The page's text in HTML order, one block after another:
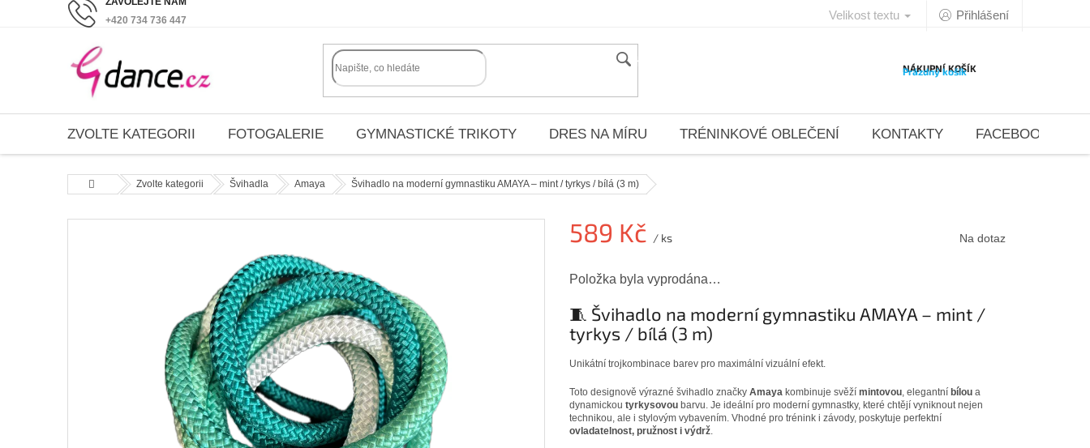
+420 734 736 447 Velikost textu Přihlášení
HLEDAT NÁKUPNÍ KOŠÍK
Prázdný košík
ZVOLTE KATEGORII FOTOGALERIE GYMNASTICKÉ TRIKOTY DRES NA MÍRU TRÉNINKOVÉ OBLEČENÍ KONTAKTY FACEBOOK
Domů Zvolte kategorii Švihadla Amaya Švihadlo na moderní gymnastiku AMAYA – mint / tyrkys / bílá (3 m)
589 Kč / ks
cena:
Na dotaz
Položka byla vyprodána…
🧵 Švihadlo na moderní gymnastiku AMAYA – mint /
tyrkys / bílá (3 m)
Unikátní trojkombinace barev pro maximální vizuální efekt.
Toto designově výrazné švihadlo značky Amaya kombinuje svěží mintovou, elegantní bílou a
dynamickou tyrkysovou barvu. Je ideální pro moderní gymnastky, které chtějí vyniknout nejen
technikou, ale i stylovým vybavením. Vhodné pro trénink i závody, poskytuje perfektní
ovladatelnost, pružnost i výdrž.